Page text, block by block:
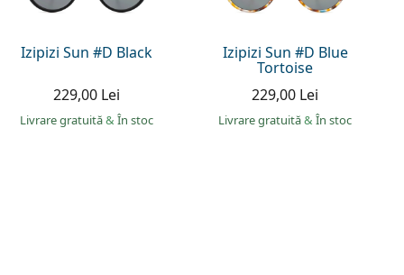
Izipizi Sun #D Black
229,00 Lei
Livrare gratuită& În stoc
Izipizi Sun #D Blue
Tortoise
229,00 Lei
Livrare gratuită& În stoc